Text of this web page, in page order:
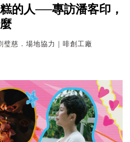
的人──專訪潘客印，
璧慈．場地協力｜啡創工廠